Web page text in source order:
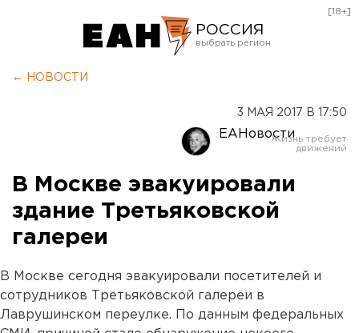
РОССИЯ
Оренбург
[18+]
← НОВОСТИ
3 МАЯ 2017 В 17:50
ЕАНовости
В Москве эвакуировали
здание Третьяковской
галереи
В Москве сегодня эвакуировали посетителей и
сотрудников Третьяковской галереи в
Лаврушинском переулке. По данным федеральных